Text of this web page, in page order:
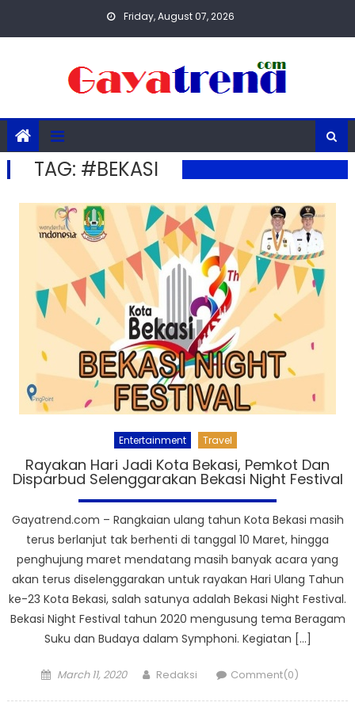
Friday, August 07, 2026
TAG: #BEKASI
Entertainment Travel
Rayakan Hari Jadi Kota Bekasi, Pemkot Dan
Disparbud Selenggarakan Bekasi Night Festival
Gayatrend.com – Rangkaian ulang tahun Kota Bekasi masih
terus berlanjut tak berhenti di tanggal 10 Maret, hingga
penghujung maret mendatang masih banyak acara yang
akan terus diselenggarakan untuk rayakan Hari Ulang Tahun
ke-23 Kota Bekasi, salah satunya adalah Bekasi Night Festival.
Bekasi Night Festival tahun 2020 mengusung tema Beragam
Suku dan Budaya dalam Symphoni. Kegiatan […]
Posted
March 11, 2020 Author
Redaksi Comment(0)